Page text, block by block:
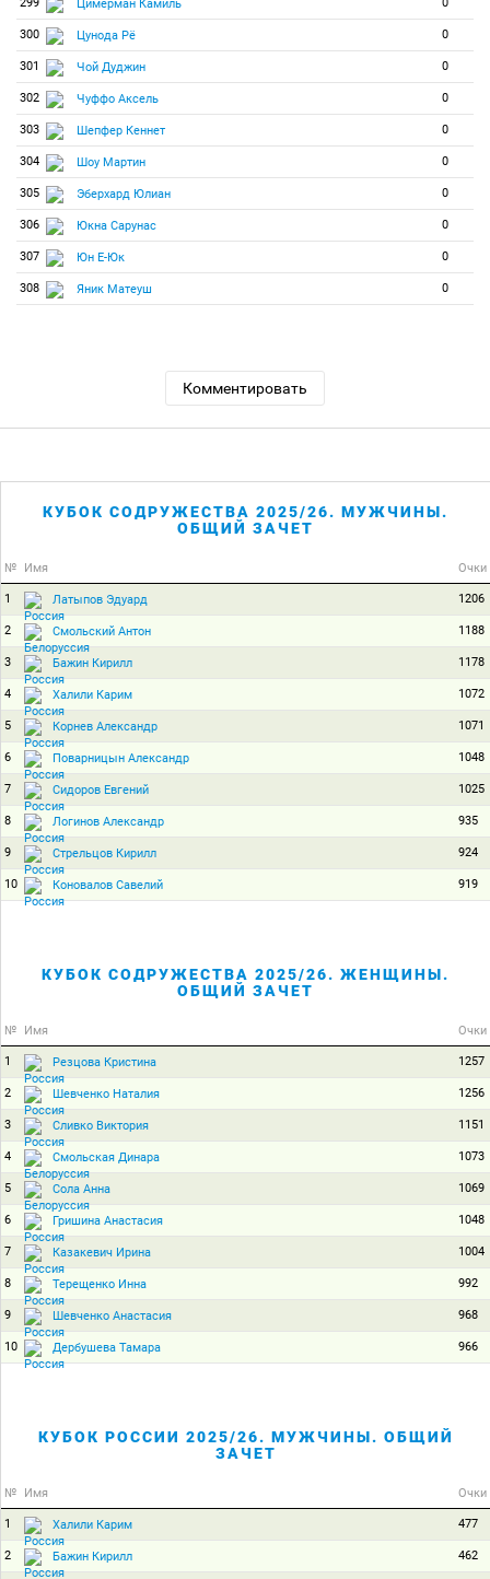
Цимерман Камиль
300 Цунода Рё 0
301 Чой Дуджин 0
302 Чуффо Аксель 0
303 Шепфер Кеннет 0
304 Шоу Мартин 0
305 Эберхард Юлиан 0
306 Юкна Сарунас 0
307 Юн Е-Юк 0
308 Яник Матеуш 0
Комментировать
КУБОК СОДРУЖЕСТВА 2025/26. МУЖЧИНЫ.
ОБЩИЙ ЗАЧЕТ
№ Имя Очки
1 Латыпов Эдуард 1206
2 Смольский Антон 1188
3 Бажин Кирилл 1178
4 Халили Карим 1072
5 Корнев Александр 1071
6 Поварницын Александр 1048
7 Сидоров Евгений 1025
8 Логинов Александр 935
9 Стрельцов Кирилл 924
10 Коновалов Савелий 919
КУБОК СОДРУЖЕСТВА 2025/26. ЖЕНЩИНЫ.
ОБЩИЙ ЗАЧЕТ
№ Имя Очки
1 Резцова Кристина 1257
2 Шевченко Наталия 1256
3 Сливко Виктория 1151
4 Смольская Динара 1073
5 Сола Анна 1069
6 Гришина Анастасия 1048
7 Казакевич Ирина 1004
8 Терещенко Инна 992
9 Шевченко Анастасия 968
10 Дербушева Тамара 966
КУБОК РОССИИ 2025/26. МУЖЧИНЫ. ОБЩИЙ
ЗАЧЕТ
№ Имя Очки
1 Халили Карим 477
2 Бажин Кирилл 462